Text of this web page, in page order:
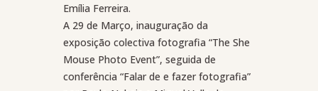
Emília Ferreira.
A 29 de Março, inauguração da
exposição colectiva fotografia “The She
Mouse Photo Event”, seguida de
conferência “Falar de e fazer fotografia”